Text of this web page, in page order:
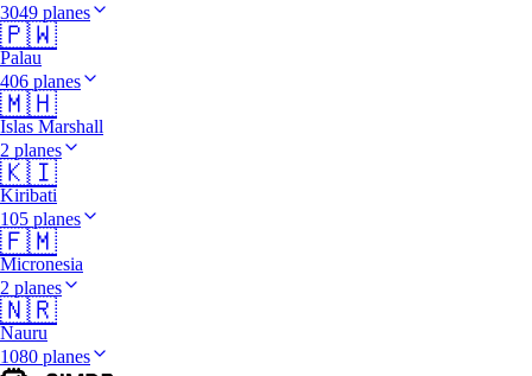
3049 planes
🇵🇼
Palau
406 planes
🇲🇭
Islas Marshall
2 planes
🇰🇮
Kiribati
105 planes
🇫🇲
Micronesia
2 planes
🇳🇷
Nauru
1080 planes